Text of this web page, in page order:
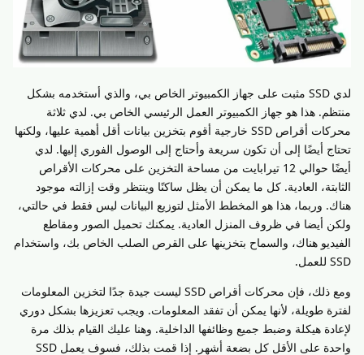
لدي SSD مثبت على جهاز الكمبيوتر الخاص بي، والذي أستخدمه بشكل
منتظم. هذا هو جهاز الكمبيوتر العمل الرئيسي الخاص بي. لدي ثلاثة
محركات أقراص SSD خارجية أقوم بتخزين بيانات أقل أهمية عليها، ولكنها
تحتاج أيضًا إلى أن تكون سريعة وأحتاج إلى الوصول الفوري إليها. لدي
أيضًا حوالي 12 تيرابايت من مساحة التخزين على محركات الأقراص
الثابتة، العادية. كل ما يمكن أن يظل ساكنًا وينتظر وقت إزالته موجود
هناك. وربما، هذا هو المخطط الأمثل لتوزيع البيانات ليس فقط في حالتي،
ولكن أيضا في ظروف المنزل العادية. يمكنك تحميل الصور ومقاطع
الفيديو هناك، والسماح بتخزينها على القرص الصلب الخاص بك، واستخدام
SSD للعمل.
ومع ذلك، فإن محركات أقراص SSD ليست جيدة جدًا لتخزين المعلومات
لفترة طويلة، لأنها يمكن أن تفقد المعلومات. ويجب تعزيزها بشكل دوري
لإعادة هيكلة وضبط جميع وظائفها الداخلية. وهنا عليك القيام بذلك مرة
واحدة على الأقل كل بضعة أشهر. إذا قمت بذلك، فسوف يعمل SSD